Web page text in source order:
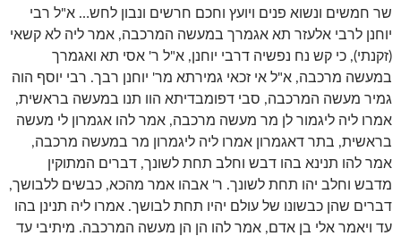
שר חמשים ונשוא פנים ויועץ וחכם חרשים ונבון לחש… א"ל רבי
יוחנן לרבי אלעזר תא אגמרך במעשה המרכבה, אמר ליה לא קשאי
(זקנתי), כי קש נח נפשיה דרבי יוחנן, א"ל ר' אסי תא ואגמרך
במעשה מרכבה, א"ל אי זכאי גמירתא מר' יוחנן רבך. רבי יוסף הוה
גמיר מעשה המרכבה, סבי דפומבדיתא הוו תנו במעשה בראשית,
אמרו ליה ליגמור לן מר מעשה מרכבה, אמר להו אגמרון לי מעשה
בראשית, בתר דאגמרון אמרו ליה ליגמרון מר במעשה מרכבה,
אמר להו תנינא בהו דבש וחלב תחת לשונך, דברים המתוקין
מדבש וחלב יהו תחת לשונך. ר' אבהו אמר מהכא, כבשים ללבושך,
דברים שהן כבשונו של עולם יהיו תחת לבושך. אמרו ליה תנינן בהו
עד ויאמר אלי בן אדם, אמר להו הן הן מעשה המרכבה. מיתיבי עד